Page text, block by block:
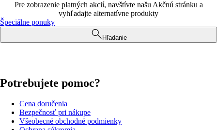
Pre zobrazenie platných akcií, navštívte našu Akčnú stránku a
vyhľadajte alternatívne produkty
Špeciálne ponuky
Hľadanie
Potrebujete pomoc?
Cena doručenia
Bezpečnosť pri nákupe
Všeobecné obchodné podmienky